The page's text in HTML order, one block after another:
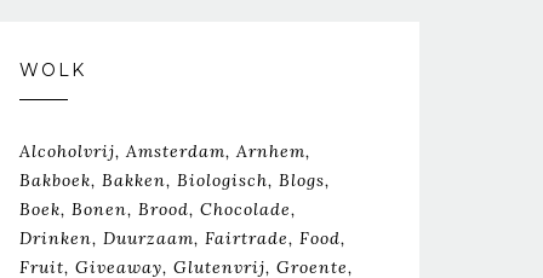
WOLK
Alcoholvrij Amsterdam
Arnhem
Bakboek
Bakken Biologisch
Blogs
Boek
Bonen Brood Chocolade
Drinken
Duurzaam Fairtrade
Food
Fruit Giveaway Glutenvrij Groente